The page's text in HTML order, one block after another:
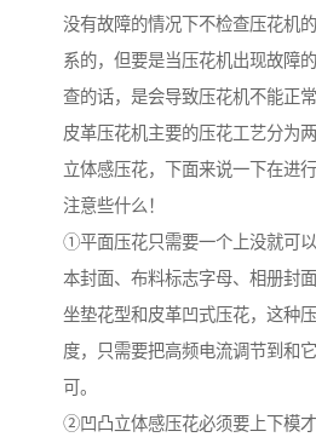
没有故障的情况下不检查压花机
系的，但要是当压花机出现故障
查的话，是会导致压花机不能正常
皮革压花机主要的压花工艺分为
立体感压花，下面来说一下在进
注意些什么！
①平面压花只需要一个上没就可
本封面、布料标志字母、相册封
坐垫花型和皮革凹式压花，这种
度，只需要把高频电流调节到和
可。
②凹凸立体感压花必须要上下模才